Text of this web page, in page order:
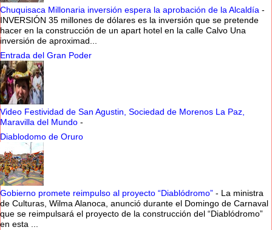
Chuquisaca Millonaria inversión espera la aprobación de la Alcaldía -
INVERSIÓN 35 millones de dólares es la inversión que se pretende
hacer en la construcción de un apart hotel en la calle Calvo Una
inversión de aproximad...
Entrada del Gran Poder
Video Festividad de San Agustin, Sociedad de Morenos La Paz,
Maravilla del Mundo -
Diablodomo de Oruro
Gobierno promete reimpulso al proyecto “Diablódromo” - La ministra
de Culturas, Wilma Alanoca, anunció durante el Domingo de Carnaval
que se reimpulsará el proyecto de la construcción del “Diablódromo”
en esta ...